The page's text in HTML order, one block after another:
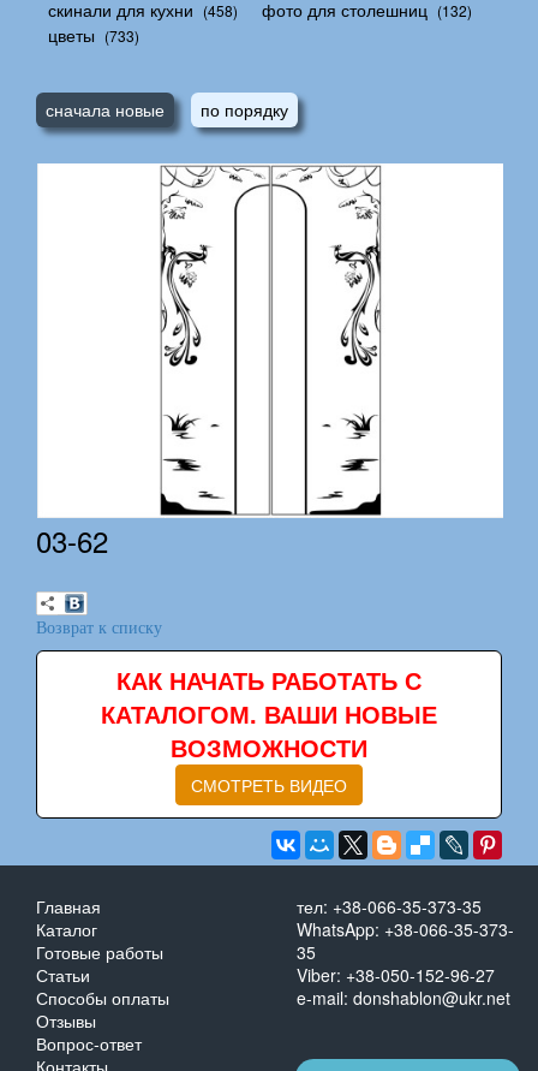
скинали для кухни (458) фото для столешниц (132)
цветы (733)
сначала новые по порядку
03-62
Возврат к списку
КАК НАЧАТЬ РАБОТАТЬ С
КАТАЛОГОМ. ВАШИ НОВЫЕ
ВОЗМОЖНОСТИ
СМОТРЕТЬ ВИДЕО
Главная
Каталог
Готовые работы
Статьи
Способы оплаты
Отзывы
Вопрос-ответ
тел: +38-066-35-373-35
WhatsApp: +38-066-35-373-
35
Viber: +38-050-152-96-27
e-mail: donshablon@ukr.net